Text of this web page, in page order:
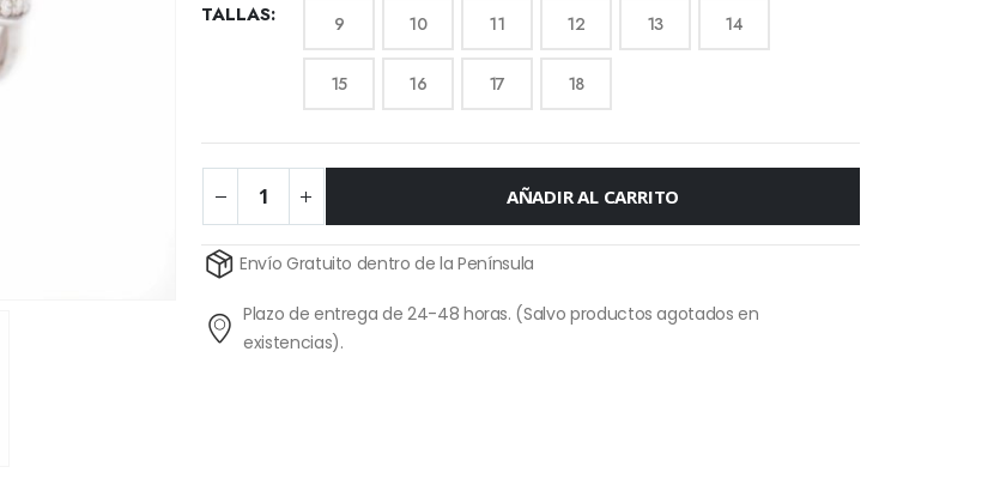
TALLAS 9 10 11 12 13 14
15 16 17 18
AÑADIR AL CARRITO
Alternative:
Envío Gratuito dentro de la Península
Plazo de entrega de 24-48 horas. (Salvo productos agotados en
existencias).